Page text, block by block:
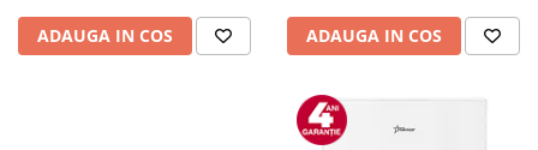
ADAUGA IN COS ADAUGA IN COS